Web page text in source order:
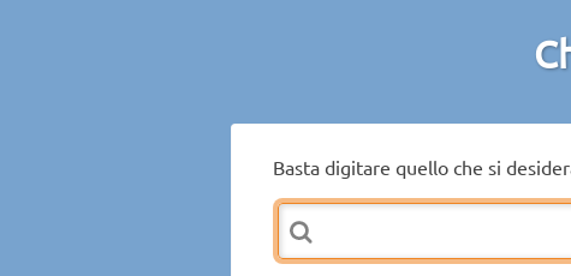
Basta digitare quello che si